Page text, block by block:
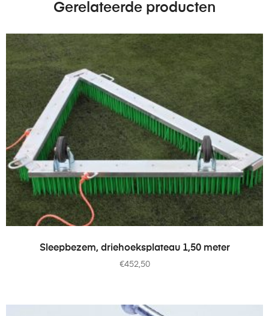
Gerelateerde producten
TOEVOEGEN AAN WINKELWAGEN
Sleepbezem, driehoeksplateau 1,50 meter
€452,50